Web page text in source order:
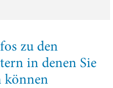
zu den
in denen Sie
können